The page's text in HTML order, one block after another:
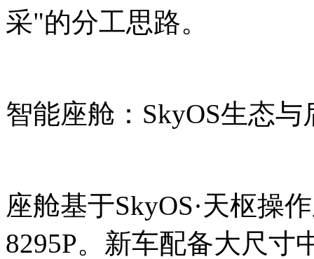
采"的分工思路。
智能座舱：SkyOS生态
座舱基于SkyOS·天枢操
8295P。新车配备大尺寸